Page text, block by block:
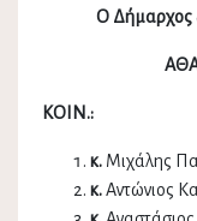
Ο Δήμαρχος
ΚΟΙΝ.:
κ. Μιχάλης
κ.Αντώνιος